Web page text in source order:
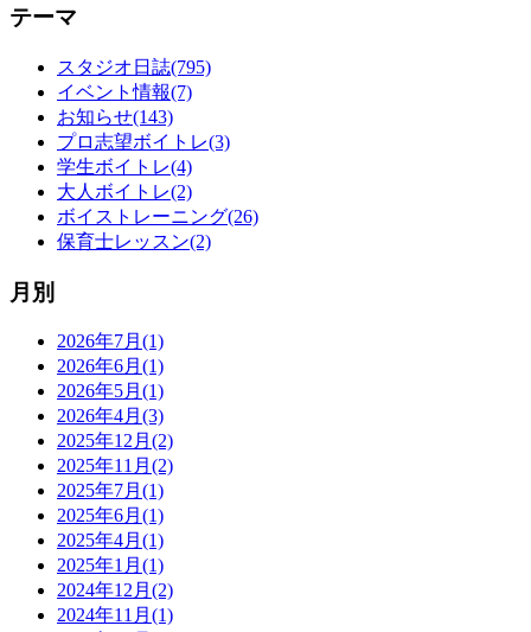
テーマ
スタジオ日誌(795)
イベント情報(7)
お知らせ(143)
プロ志望ボイトレ(3)
学生ボイトレ(4)
大人ボイトレ(2)
ボイストレーニング(26)
保育士レッスン(2)
月別
2026年7月(1)
2026年6月(1)
2026年5月(1)
2026年4月(3)
2025年12月(2)
2025年11月(2)
2025年7月(1)
2025年6月(1)
2025年4月(1)
2025年1月(1)
2024年12月(2)
2024年11月(1)